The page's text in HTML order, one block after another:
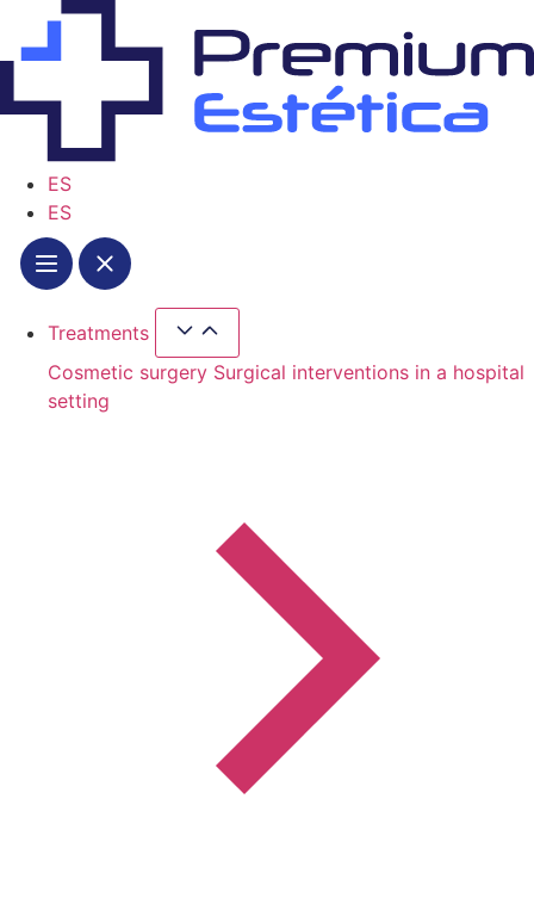
ES
ES
Treatments Close Treatments
Cosmetic surgery Surgical interventions in a hospital
setting